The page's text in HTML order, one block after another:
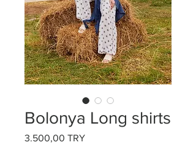
Bolonya Long shirts
3.500,00 TRYΤιμή